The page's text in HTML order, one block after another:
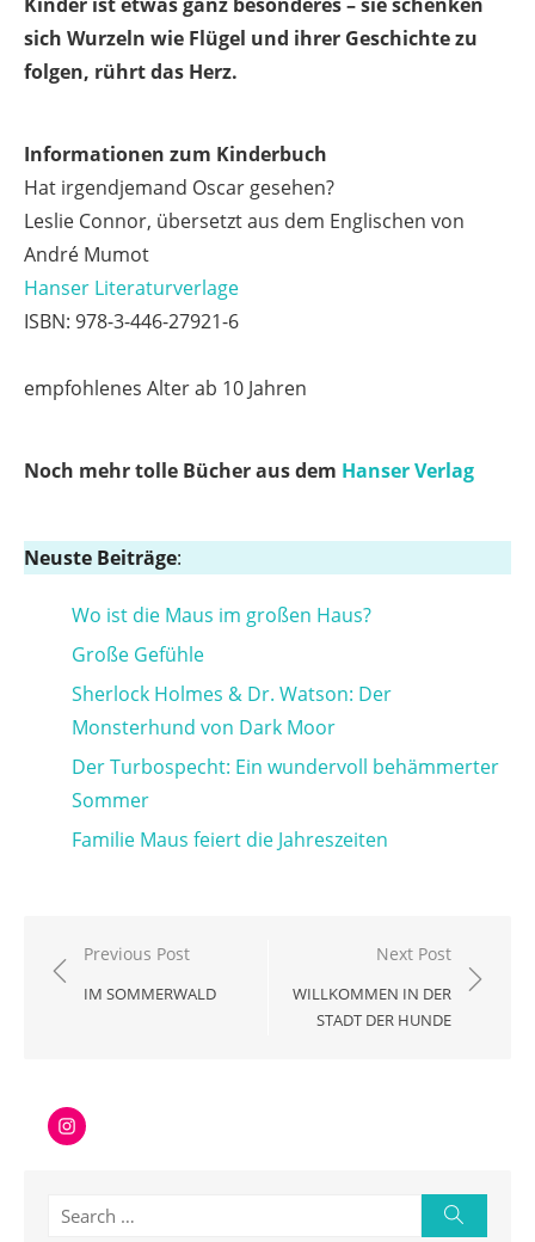
sich Wurzeln wie Flügel und ihrer Geschichte zu
folgen, rührt das Herz.
Informationen zum Kinderbuch
Hat irgendjemand Oscar gesehen?
Leslie Connor, übersetzt aus dem Englischen von
André Mumot
Hanser Literaturverlage
ISBN: 978-3-446-27921-6
empfohlenes Alter ab 10 Jahren
Noch mehr tolle Bücher aus dem Hanser Verlag
Neuste Beiträge:
Wo ist die Maus im großen Haus?
Große Gefühle
Sherlock Holmes & Dr. Watson: Der
Monsterhund von Dark Moor
Der Turbospecht: Ein wundervoll behämmerter
Sommer
Familie Maus feiert die Jahreszeiten
Beitragsnavigation
Previous Post
IM SOMMERWALD
Next Post
WILLKOMMEN IN DER
STADT DER HUNDE
Instagram
Search